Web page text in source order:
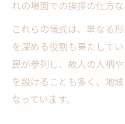
八王子の葬儀
初めてでも安心
葬儀地域文化
八王子の地域文
れの場面での挨拶の仕方
これらの儀式は、単なる
を深める役割も果たして
民が参列し、故人の人柄
を設けることも多く、地
なっています。